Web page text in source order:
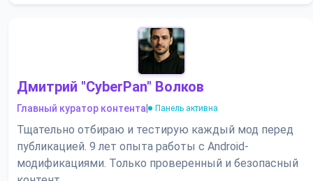
Дмитрий "CyberPan" Волков
Главный куратор контента Панель активна
Тщательно отбираю и тестирую каждый мод перед
публикацией. 9 лет опыта работы с Android-
модификациями. Только проверенный и безопасный